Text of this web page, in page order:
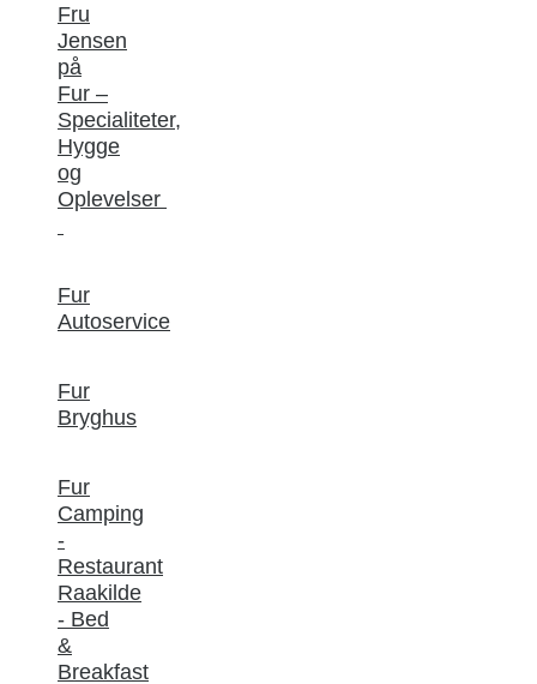
Fru
Jensen
på
Fur –
Specialiteter,
Hygge
og
Oplevelser
Fur
Autoservice
Fur
Bryghus
Fur
Camping
-
Restaurant
Raakilde
- Bed
&
Breakfast